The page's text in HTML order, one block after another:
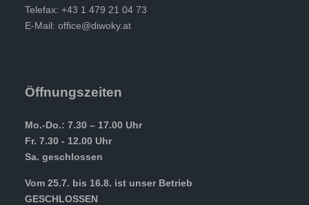
Telefax: +43 1 479 21 04 73
E-Mail: office@diwoky.at
Öffnungszeiten
Mo.-Do.: 7.30 – 17.00 Uhr
Fr. 7.30 - 12.00 Uhr
Sa. geschlossen
Vom 25.7. bis 16.8. ist unser Betrieb
GESCHLOSSEN